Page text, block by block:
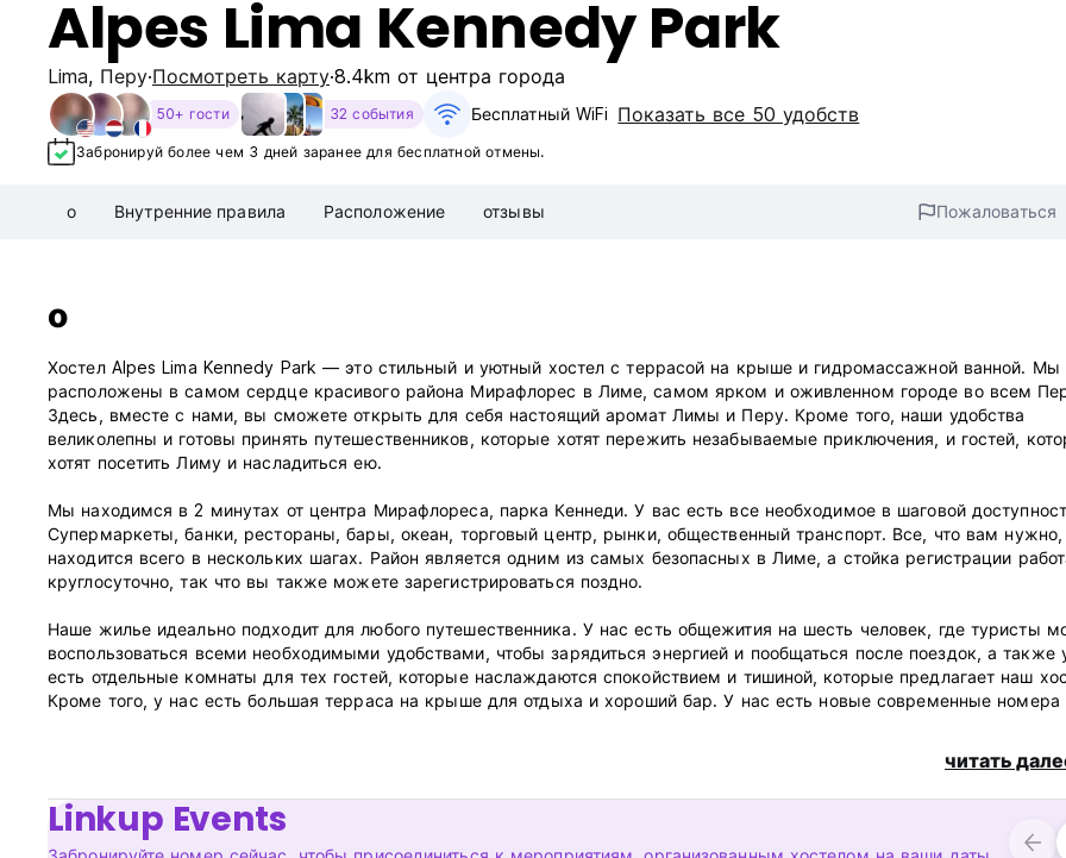
Alpes Lima Kennedy Park
Lima, Перу Посмотреть карту 8.4km от центра города
50+ гости 32 события Бесплатный WiFi Показать все 50 удобств
Забронируй более чем 3 дней заранее для бесплатной отмены.
о Внутренние правила Расположение отзывы Пожаловаться
о
Хостел Alpes Lima Kennedy Park — это стильный и уютный хостел с террасой на крыше и гидромассажной ванной. Мы
расположены в самом сердце красивого района Мирафлорес в Лиме, ​​самом ярком и оживленном городе во всем
Здесь, вместе с нами, вы сможете открыть для себя настоящий аромат Лимы и Перу. Кроме того, наши удобства
великолепны и готовы принять путешественников, которые хотят пережить незабываемые приключения, и гостей,
хотят посетить Лиму и насладиться ею.
Мы находимся в 2 минутах от центра Мирафлореса, парка Кеннеди. У вас есть все необходимое в шаговой
Супермаркеты, банки, рестораны, бары, океан, торговый центр, рынки, общественный транспорт. Все, что вам нужно,
находится всего в нескольких шагах. Район является одним из самых безопасных в Лиме, ​​а стойка регистрации
круглосуточно, так что вы также можете зарегистрироваться поздно.
Наше жилье идеально подходит для любого путешественника. У нас есть общежития на шесть человек, где туристы
воспользоваться всеми необходимыми удобствами, чтобы зарядиться энергией и пообщаться после поездок, а также
есть отдельные комнаты для тех гостей, которые наслаждаются спокойствием и тишиной, которые предлагает наш
Кроме того, у нас есть большая терраса на крыше для отдыха и хороший бар. У нас есть новые современные номера
читать
Linkup Events